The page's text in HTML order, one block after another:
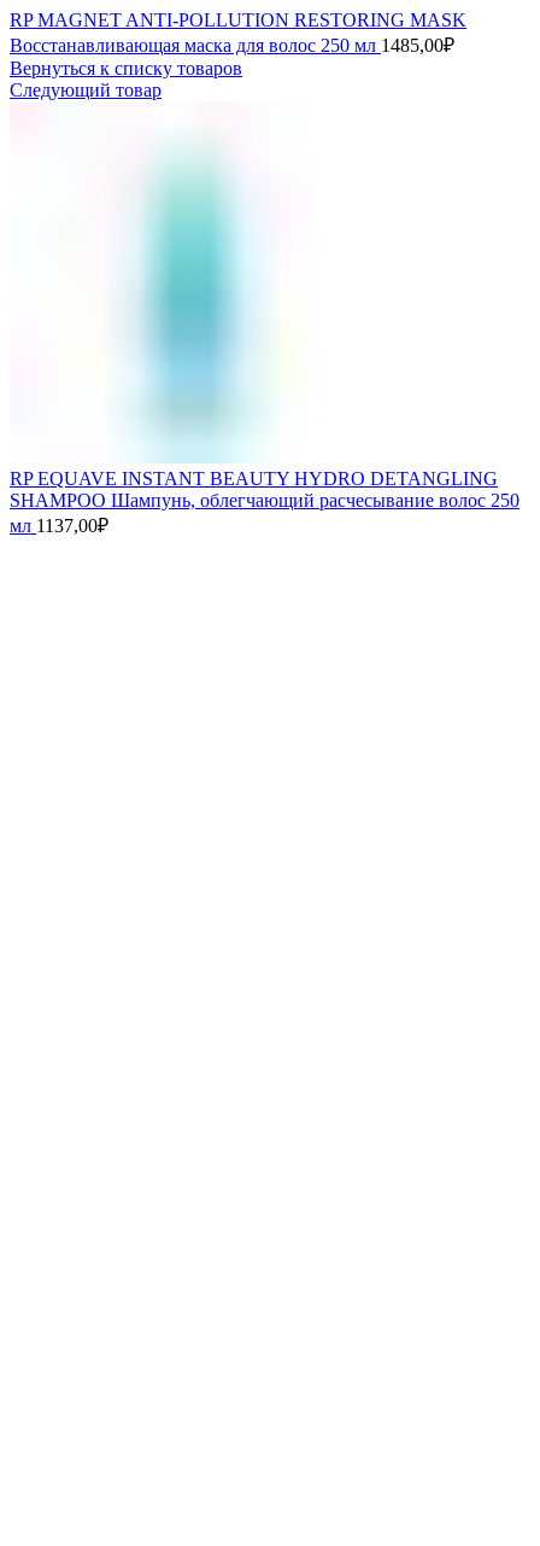
RP MAGNET ANTI-POLLUTION RESTORING MASK
Восстанавливающая маска для волос 250 мл 1485,00₽
Вернуться к списку товаров
Следующий товар
RP EQUAVE INSTANT BEAUTY HYDRO DETANGLING
SHAMPOO Шампунь, облегчающий расчесывание волос 250
мл 1137,00₽